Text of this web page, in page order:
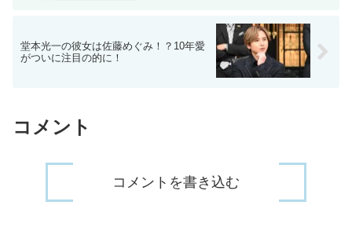
堂本光一の彼女は佐藤めぐみ！？10年愛
がついに注目の的に！
コメント
コメントを書き込む